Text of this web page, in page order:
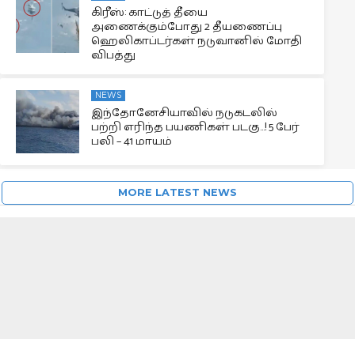
கிரீஸ்: காட்டுத் தீயை
அணைக்கும்போது 2 தீயணைப்பு
ஹெலிகாப்டர்கள் நடுவானில் மோதி
விபத்து
NEWS
இந்தோனேசியாவில் நடுகடலில்
பற்றி எரிந்த பயணிகள் படகு…! 5 பேர்
பலி – 41 மாயம்
MORE LATEST NEWS